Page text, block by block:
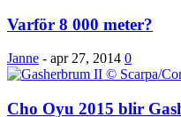
Varför 8 000 meter?
Janne - apr 27, 2014 0
Cho Oyu 2015 blir